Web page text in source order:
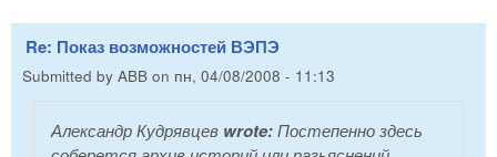
Re: Показ возможностей ВЭПЭ
Submitted by ABB on пн, 04/08/2008 - 11:13
Александр Кудрявцев wrote:Постепенно здесь